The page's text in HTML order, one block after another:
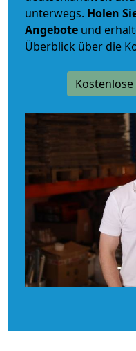
unterwegs. Holen
Angebote und
Überblick über die